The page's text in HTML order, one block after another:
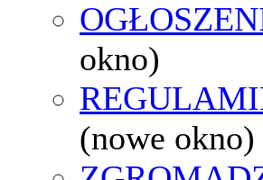
okno)
(nowe okno)